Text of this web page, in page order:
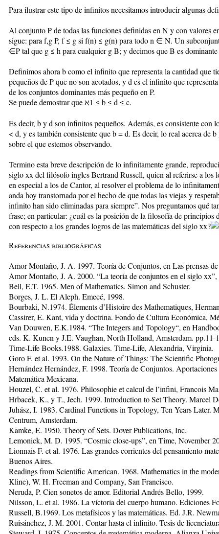
Para ilustrar este tipo de infinitos necesitamos introducir algunas
Al conjunto P de todas las funciones definidas en N y con valores
sigue: para f,g P, f ≤ g si f(n) ≤ g(n) para todo n ∈ N. Un
∈P tal que g ≤ h para cualquier g B; y decimos que B es
Definimos ahora b como el infinito que representa la cantidad que
pequeños de P que no son acotados, y d es el infinito que
de los conjuntos dominantes más pequeño en P.
Se puede demostrar que ℵ1 ≤ b ≤ d ≤ c.
Es decir, b y d son infinitos pequeños. Además, es consistente con
< d, y es también consistente que b = d. Es decir, lo real acerca de
sobre el que estemos observando.
Termino esta breve descripción de lo infinitamente grande,
siglo xx del filósofo ingles Bertrand Russell, quien al referirse a los
en especial a los de Cantor, al resolver el problema de lo
anda hoy transtornada por el hecho de que todas las viejas y
infinito han sido eliminadas para siempre”. Nos preguntamos qué
frase; en particular: ¿cuál es la posición de la filosofía de
con respecto a los grandes logros de las matemáticas del siglo xx?
Referencias bibliográficas
Amor Montaño, J. A. 1997. Teoría de Conjuntos, en Las prensas
Amor Montaño, J. A. 2000. “La teoría de conjuntos en el siglo
Bell, E.T. 1965. Men of Mathematics. Simon and Schuster.
Borges, J. L. El Aleph. Emecé, 1998.
Bourbaki, N.1974. Élements d’Histoire des Mathematiques,
Cassirer, E. Kant, vida y doctrina. Fondo de Cultura Económica,
Van Douwen, E.K.1984. “The Integers and Topology“, en
eds. K. Kunen y J.E. Vaughan, North Holland, Amsterdam. pp.11-
Time-Life Books.1988. Galaxies. Time-Life, Alexandria, Virginia.
Goro F. et al. 1993. On the Nature of Things: The Scientific
Hernández Hernández, F. 1998. Teoría de Conjuntos.
Matemática Mexicana.
Houzel, C. et al. 1976. Philosophie et calcul de l’infini, Francois
Hrbacek, K., y T., Jech. 1999. Introduction to Set Theory. Marcel
Juhász, I. 1983. Cardinal Functions in Topology, Ten Years Later.
Centrum, Amsterdam.
Kamke, E. 1950. Theory of Sets. Dover Publications, Inc.
Lemonick, M. D. 1995. “Cosmic close-ups”, en Time, November
Lionnais F. et al. 1976. Las grandes corrientes del pensamiento
Buenos Aires.
Readings from Scientific American. 1968. Mathematics in the
Kline), W. H. Freeman and Company, San Francisco.
Neruda, P. Cien sonetos de amor. Editorial Andrés Bello, 1999.
Nilsson, L. et al. 1986. La victoria del cuerpo humano. Ediciones
Russell, B.1969. Los metafísicos y las matemáticas. Ed. J.R.
Ruisánchez, J. M. 2001. Contar hasta el infinito. Tesis de